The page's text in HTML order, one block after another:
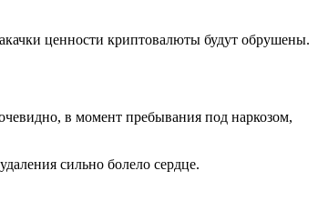
ценности криптовалюты будут обрушены.
в момент пребывания под наркозом,
сильно болело сердце.